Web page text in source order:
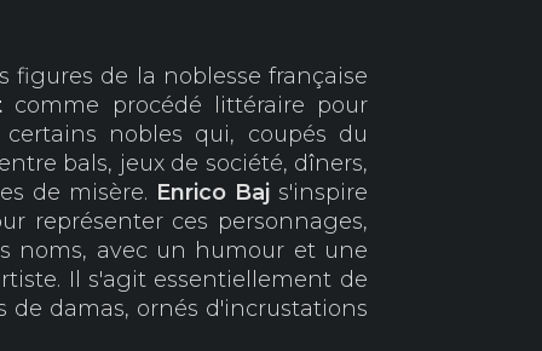
figures de la noblesse française
comme procédé littéraire pour
nobles qui, coupés du
bals, jeux de société, dîners,
de misère. Enrico Baj s'inspire
représenter ces personnages,
noms, avec un humour et une
Il s'agit essentiellement de
de damas, ornés d'incrustations